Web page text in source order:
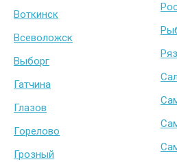
Воткинск
Всеволожск
Выборг
Гатчина
Глазов
Горелово
Грозный